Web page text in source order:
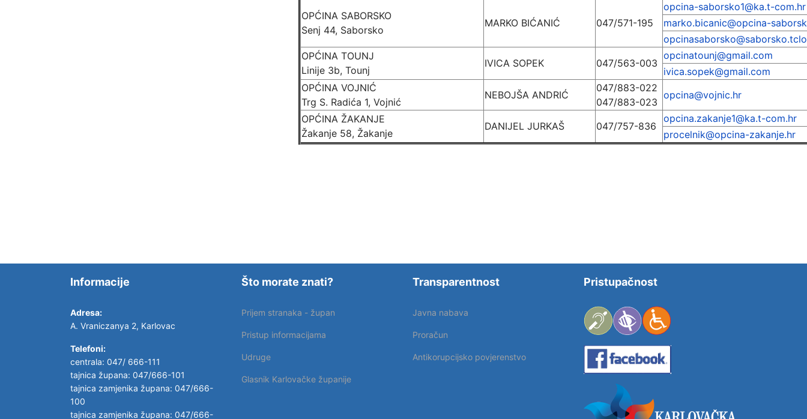
OPĆINA SABORSKO
Senj 44, Saborsko
MARKO BIĆANIĆ 047/571-195
opcina-saborsko1@ka.t-com.hr
marko.bicanic@opcina-
OPĆINA TOUNJ
Linije 3b, Tounj
IVICA SOPEK 047/563-003
opcinatounj@gmail.com
ivica.sopek@gmail.com
OPĆINA VOJNIĆ
Trg S. Radića 1, Vojnić
NEBOJŠA ANDRIĆ
047/883-022
047/883-023
opcina@vojnic.hr
OPĆINA ŽAKANJE
Žakanje 58, Žakanje
DANIJEL JURKAŠ 047/757-836
opcina.zakanje1@ka.t-com.hr
procelnik@opcina-zakanje.hr
Informacije
Adresa:
A. Vraniczanya 2, Karlovac
Telefoni:
centrala: 047/ 666-111
tajnica župana: 047/666-101
tajnica zamjenika župana: 047/666-
100
tajnica zamjenika župana: 047/666-
Što morate znati?
Prijem stranaka - župan
Pristup informacijama
Udruge
Glasnik Karlovačke županije
Transparentnost
Javna nabava
Proračun
Antikorupcijsko povjerenstvo
Pristupačnost